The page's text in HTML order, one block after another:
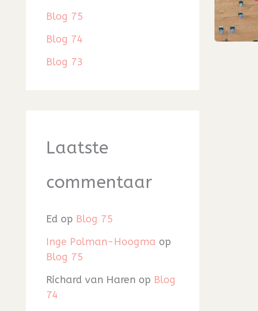
Blog 75
Blog 74
Blog 73
Laatste
commentaar
Ed op Blog 75
Inge Polman-Hoogma op
Blog 75
Richard van Haren op Blog
74